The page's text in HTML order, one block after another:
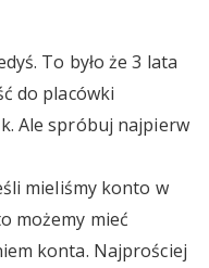
To było że 3 lata
do placówki
Ale spróbuj najpierw
mieliśmy konto w
możemy mieć
konta. Najprościej